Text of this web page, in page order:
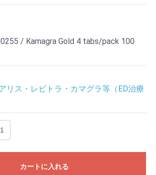
/ Kamagra Gold 4 tabs/pack 100
リス・レビトラ・カマグラ等（ED治療
カートに入れる